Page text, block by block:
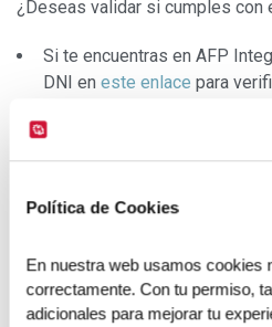
Política de Cookies
En nuestra web usamos cookies
correctamente. Con tu permiso,
adicionales para mejorar tu
¿Deseas validar si cumples con
Si te encuentras en AFP
DNI en este enlace para
Si estás en Profuturo AFP,
Si cumples estos requisitos,
Cámbiate a AFP